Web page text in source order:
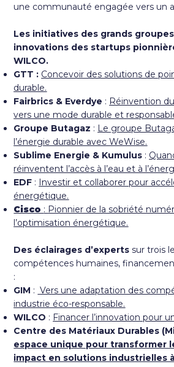
une communauté engagée vers un
Les initiatives des grands
innovations des startups
WILCO.
GTT : Concevoir des solutions de
durable.
Fairbrics & Everdye : Réinvention
vers une mode durable et
Groupe Butagaz : Le groupe
l’énergie durable avec WeWise.
Sublime Energie & Kumulus :
réinventent l’accès à l’eau et à
EDF : Investir et collaborer pour
énergétique.
Cisco : Pionnier de la sobriété
l’optimisation énergétique.
Des éclairages d’experts sur trois
compétences humaines,
:
GIM : Vers une adaptation des
industrie éco-responsable.
WILCO : Financer l’innovation pour
Centre des Matériaux Durables
espace unique pour transformer
impact en solutions industrielles